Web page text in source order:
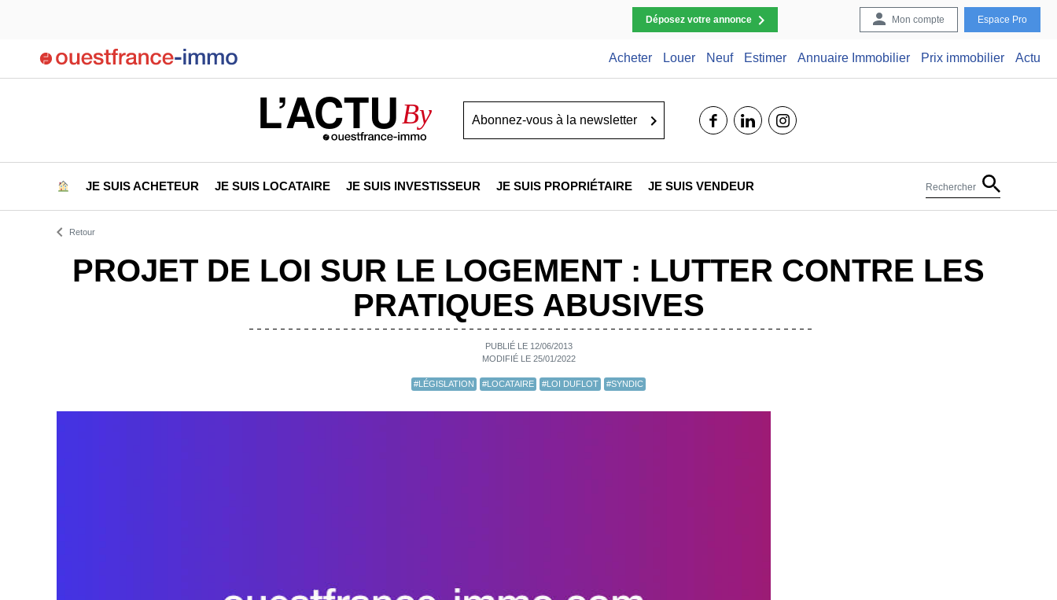
Déposez votre annonce Mon compte Espace Pro
Acheter Louer Neuf Estimer Annuaire Immobilier Prix immobilier Actu
L’ACTU By facebooklinkedin
JE SUIS ACHETEUR JE SUIS LOCATAIRE JE SUIS INVESTISSEUR JE SUIS PROPRIÉTAIRE JE SUIS VENDEUR Rechercher
Retour
PROJET DE LOI SUR LE LOGEMENT : LUTTER CONTRE LES
PRATIQUES ABUSIVES
PUBLIÉ LE 12/06/2013
MODIFIÉ LE 25/01/2022
#LÉGISLATION #LOCATAIRE #LOI DUFLOT #SYNDIC